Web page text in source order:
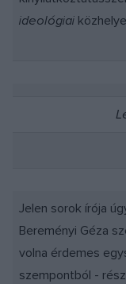
ideológiai
Jelen sorok írója
Bereményi Géza
volna érdemes
szempontból -